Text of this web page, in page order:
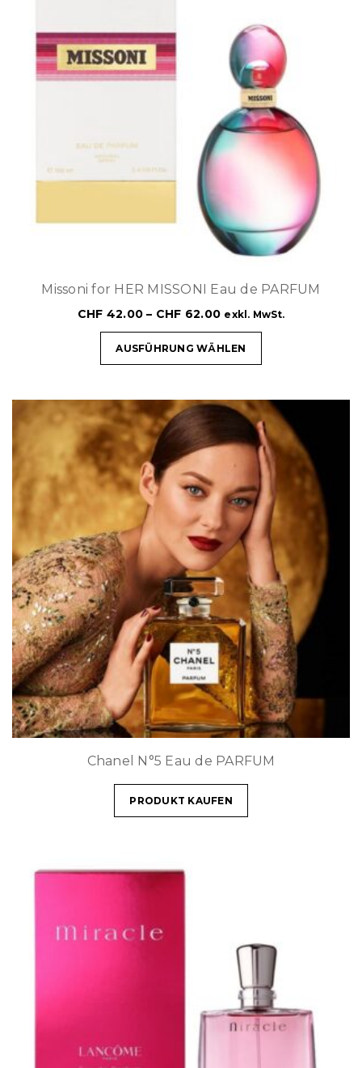
Missoni for HER MISSONI Eau de PARFUM
CHF 42.00 – CHF 62.00 exkl. MwSt.
AUSFÜHRUNG WÄHLEN
Chanel N°5 Eau de PARFUM
PRODUKT KAUFEN